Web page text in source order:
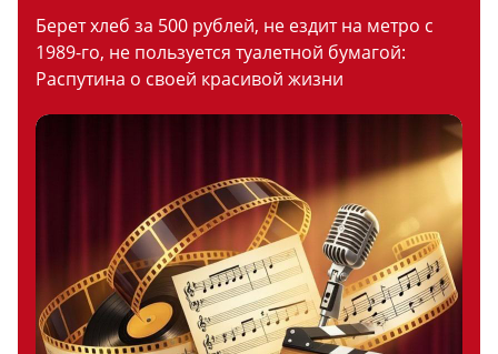
Берет хлеб за 500 рублей, не ездит на метро с
1989-го, не пользуется туалетной бумагой:
Распутина о своей красивой жизни